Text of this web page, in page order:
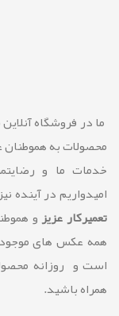
ما در فروشگاه
محصولات به
خدمات ما و
امیدواریم در
تعمیرکار عزیزو
همه عکس های
است و روزانه
همراه باشید.